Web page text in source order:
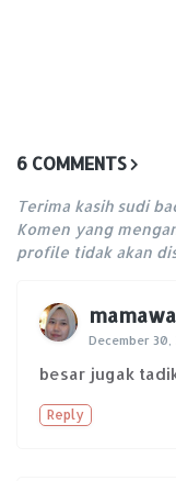
6 COMMENTS
Terima kasih sudi
Komen yang
profile tidak akan
December 30,
besar jugak
Reply